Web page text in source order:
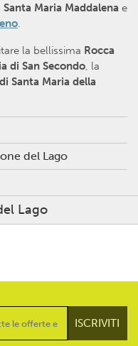
Santa Maria Maddalena e
.
la bellissima Rocca
di San Secondo, la
Santa Maria della
del Lago
Lago